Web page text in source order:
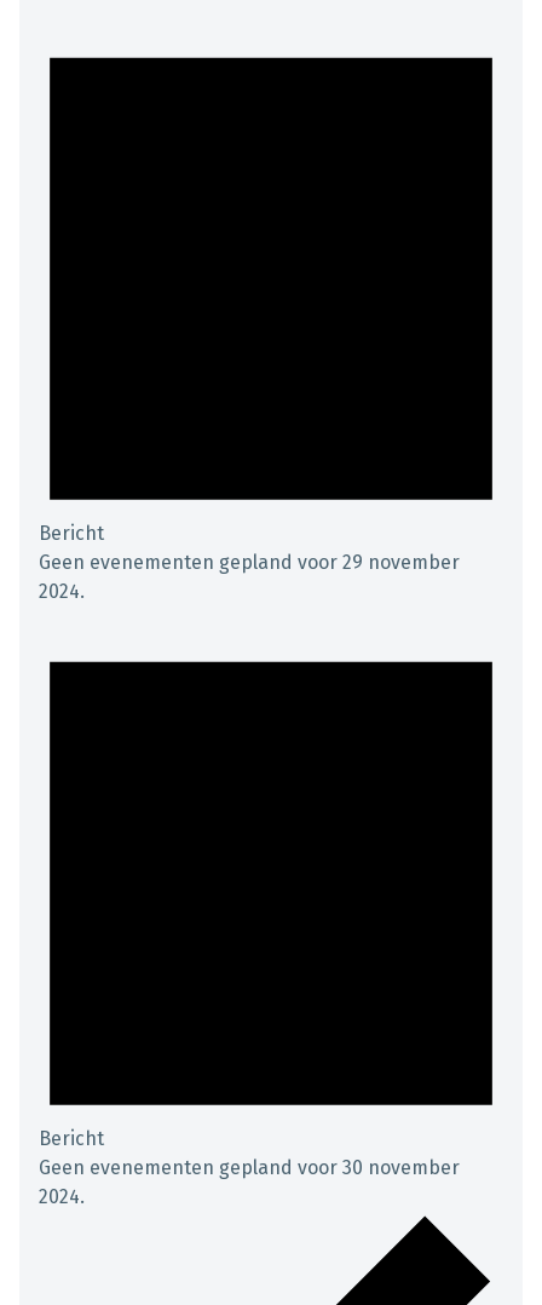
Bericht
Geen evenementen gepland voor 29 november
2024.
Bericht
Geen evenementen gepland voor 30 november
2024.